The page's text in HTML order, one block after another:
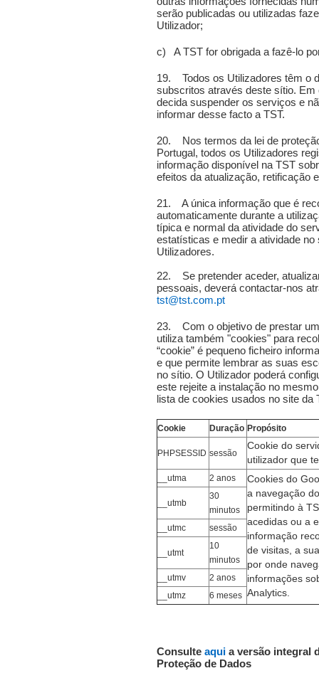
serão publicadas ou utilizadas
Utilizador;
c) A TST for obrigada a fazê-lo
19. Todos os Utilizadores têm o
subscritos através deste sítio. Em
decida suspender os serviços e
informar desse facto a TST.
20. Nos termos da lei de
Portugal, todos os Utilizadores
informação disponível na TST
efeitos da atualização, retificação
21. A única informação que é
automaticamente durante a
típica e normal da atividade do
estatísticas e medir a atividade
Utilizadores.
22. Se pretender aceder,
pessoais, deverá contactar-nos
tst@tst.com.pt
23. Com o objetivo de prestar
utiliza também "cookies" para
“cookie” é pequeno ficheiro
e que permite lembrar as suas
no sítio. O Utilizador poderá
este rejeite a instalação no
lista de cookies usados no site da
Cookie Duração Propósito
PHPSESSID sessão
Cookie do
utilizador que
__utma 2 anos
Cookies do
a navegação
permitindo à
acedidas ou a
informação
de visitas, a
por onde
informações
Analytics.
__utmb
30
minutos
__utmc
sessão
__utmt
10
minutos
__utmv
2 anos
__utmz
6 meses
Consulte aqui a versão integral
Proteção de Dados